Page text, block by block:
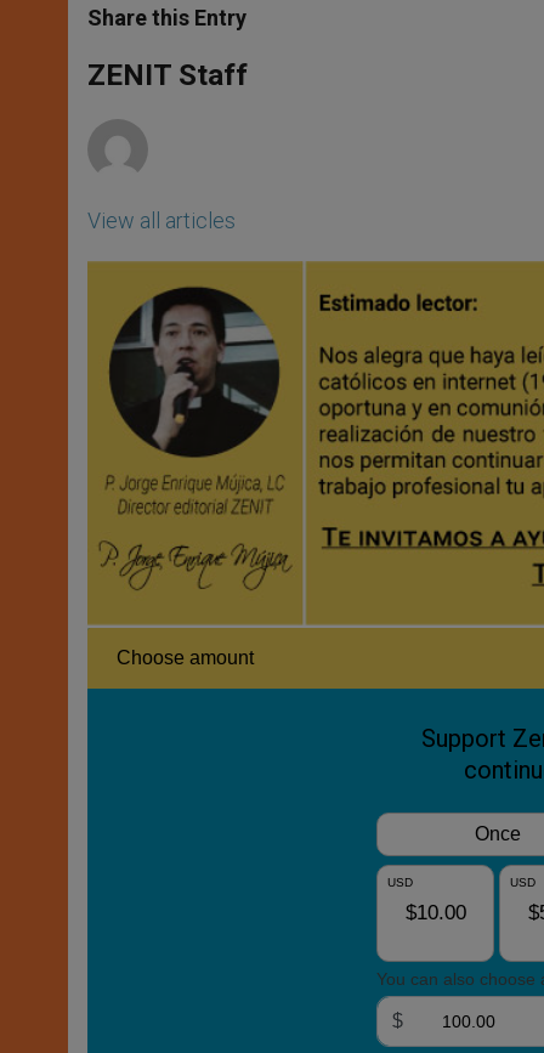
t
s
p
p
s
e
g
e
e
b
o
k
Share this Entry
ZENIT Staff
View all articles